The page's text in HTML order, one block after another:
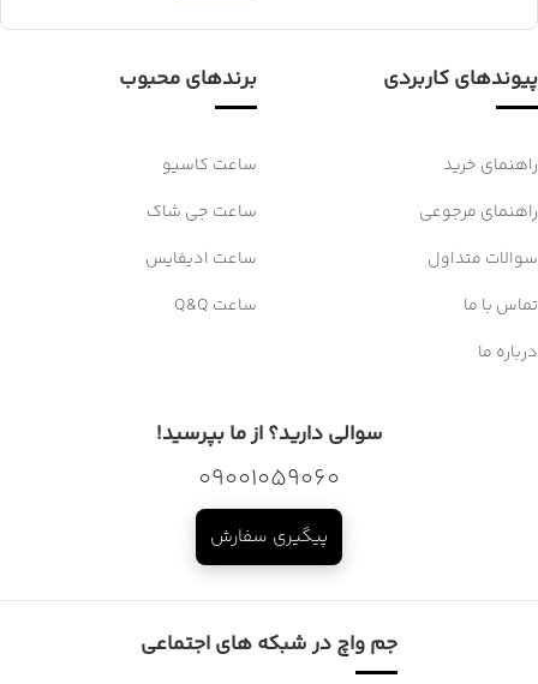
پیوندهای کاربردی
راهنمای خرید
راهنمای مرجوعی
سوالات متداول
تماس با ما
درباره ما
برندهای محبوب
ساعت کاسیو
ساعت جی شاک
ساعت ادیفایس
ساعت Q&Q
سوالی دارید؟ از ما بپرسید!
09001059060
پیگیری سفارش
جم واچ در شبکه های اجتماعی